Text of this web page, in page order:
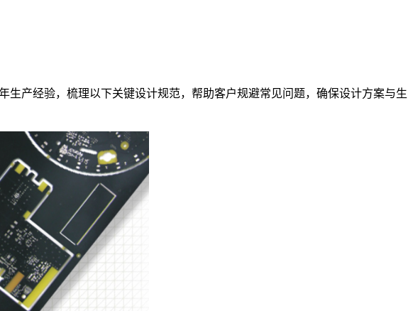
产经验，梳理以下关键设计规范，帮助客户规避常见问题，确保设计方案与生